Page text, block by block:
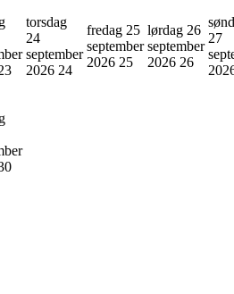
torsdag
24
september
2026 24
fredag 25
september
2026 25
lørdag 26
september
2026 26
27